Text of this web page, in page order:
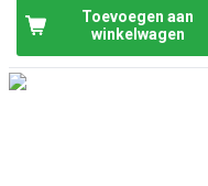
Toevoegen aan
winkelwagen